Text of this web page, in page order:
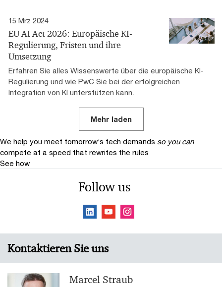
15 Mrz 2024
EU AI Act 2026: Europäische KI-
Regulierung, Fristen und ihre
Umsetzung
Erfahren Sie alles Wissenswerte über die europäische KI-
Regulierung und wie PwC Sie bei der erfolgreichen
Integration von KI unterstützen kann.
Mehr laden
We help you meet tomorrow’s tech demands so you can
compete at a speed that rewrites the rules
See how
Follow us
Kontaktieren Sie uns
Marcel Straub